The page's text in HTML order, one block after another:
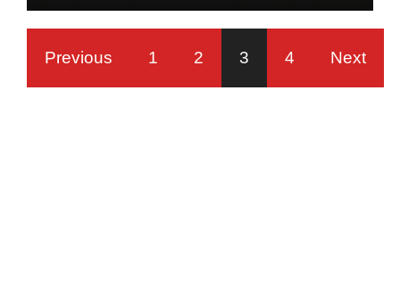
Previous 1 2 3 4 Next